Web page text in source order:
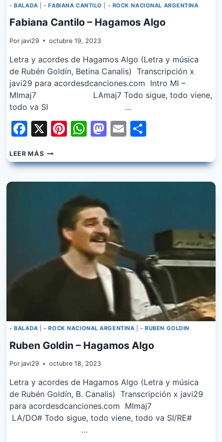
- BALADA |- FABIANA CANTILO - ROCK NACIONAL ARGENTINA
Fabiana Cantilo – Hagamos Algo
Por javi29 octubre 19, 2023
Letra y acordes de Hagamos Algo (Letra y música
de Rubén Goldín, Betina Canalis) Transcripción x
javi29 para acordesdcanciones.com Intro MI –
MImaj7 LAmaj7 Todo sigue, todo viene,
todo va SI …
Facebook
X Pinterest
WhatsApp
Mastodon
Email
LEER MÁSFABIANA
CANTILO
–
- BALADA |- ROCK NACIONAL ARGENTINA |- RUBEN GOLDIN
Ruben Goldin – Hagamos Algo
Por javi29 octubre 18, 2023
Letra y acordes de Hagamos Algo (Letra y música
de Rubén Goldín, B. Canalis) Transcripción x javi29
para acordesdcanciones.com MImaj7
LA/DO# Todo sigue, todo viene, todo va SI/RE#
…